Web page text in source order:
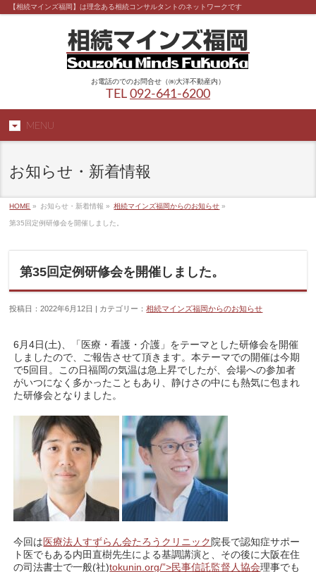
【相続マインズ福岡】は理念ある相続コンサルタントのネットワークです
お電話のでのお問合せ（㈱大洋不動産内）
TEL 092-641-6200
MENU
お知らせ・新着情報
HOME » お知らせ・新着情報 » 相続マインズ福岡からのお知らせ »
第35回定例研修会を開催しました。
第35回定例研修会を開催しました。
投稿日：2022年6月12日 | カテゴリー：相続マインズ福岡からのお知らせ
6月4日(土)、「医療・看護・介護」をテーマとした研修会を開催
しましたので、ご報告させて頂きます。本テーマでの開催は今期
で5回目。この日福岡の気温は急上昇でしたが、会場への参加者
がいつになく多かったこともあり、静けさの中にも熱気に包まれ
た研修会となりました。
今回は医療法人すずらん会たろうクリニック 院長で認知症サポー
ト医でもある内田直樹先生による基調講演と、その後に大阪在住
の司法書士で一般(社)tokunin.org/”>民事信託監督人協会理事でも